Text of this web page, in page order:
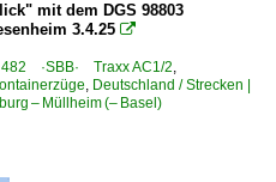
mit dem DGS 98803
3.4.25 
·SBB· Traxx AC1/2,
, Deutschland / Strecken |
– Müllheim (– Basel)